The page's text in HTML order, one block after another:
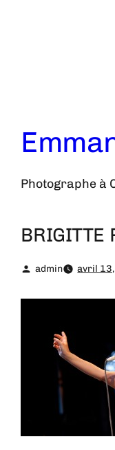
Photographe à
BRIGITTE
admin avril